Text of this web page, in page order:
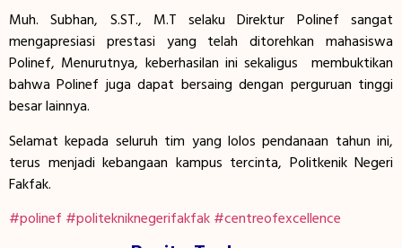
Muh. Subhan, S.ST., M.T selaku Direktur Polinef sangat
mengapresiasi prestasi yang telah ditorehkan mahasiswa
Polinef, Menurutnya, keberhasilan ini sekaligus membuktikan
bahwa Polinef juga dapat bersaing dengan perguruan tinggi
besar lainnya.
Selamat kepada seluruh tim yang lolos pendanaan tahun ini,
terus menjadi kebangaan kampus tercinta, Politkenik Negeri
Fakfak.
#polinef #politekniknegerifakfak#centreofexcellence